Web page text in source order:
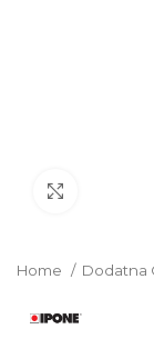
Home Dodatna